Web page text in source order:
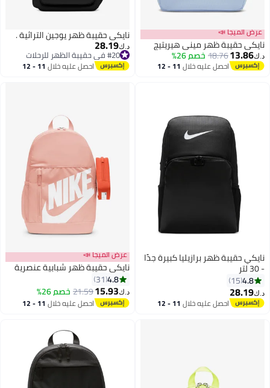
عرض الميجا 📣
نايكي حقيبة ظهر ميني هيريتيج
د.ك‏13.86
18.76خصم 26%
احصل عليه خلال 11 - 12
نايكي حقيبة ظهر يوجين التراثية .
د.ك‏28.19
#20 في حقيبة الظهر للرحلات
#20 في حقيبة الظهر للرحلات احصل عليه خلال 11 - 12
نايكي حقيبة ظهر برازيليا كبيرة جدًا
- 30 لتر
4.8
15
د.ك‏28.19
احصل عليه خلال 11 - 12
عرض الميجا 📣
نايكي حقيبة ظهر شبابية عنصرية
4.8
31
د.ك‏15.93
21.59خصم 26%
احصل عليه خلال 11 - 12